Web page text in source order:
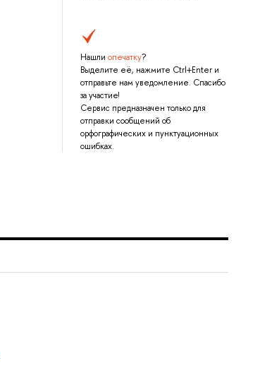
Нашли опечатку?
Выделите её, нажмите Ctrl+Enter и
отправьте нам уведомление. Спасибо
за участие!
Сервис предназначен только для
отправки сообщений об
орфографических и пунктуационных
ошибках.